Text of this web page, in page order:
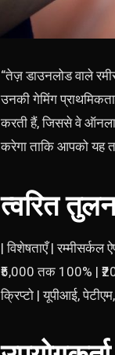
“तेज़ डाउनलोड वाले
उनकी गेमिंग
करती हैं, जिससे वे
करेगा ताकि आपको यह
त्वरित
| विशेषताएँ |
₹5,000 तक 100% |
क्रिप्टो | यूपीआई,